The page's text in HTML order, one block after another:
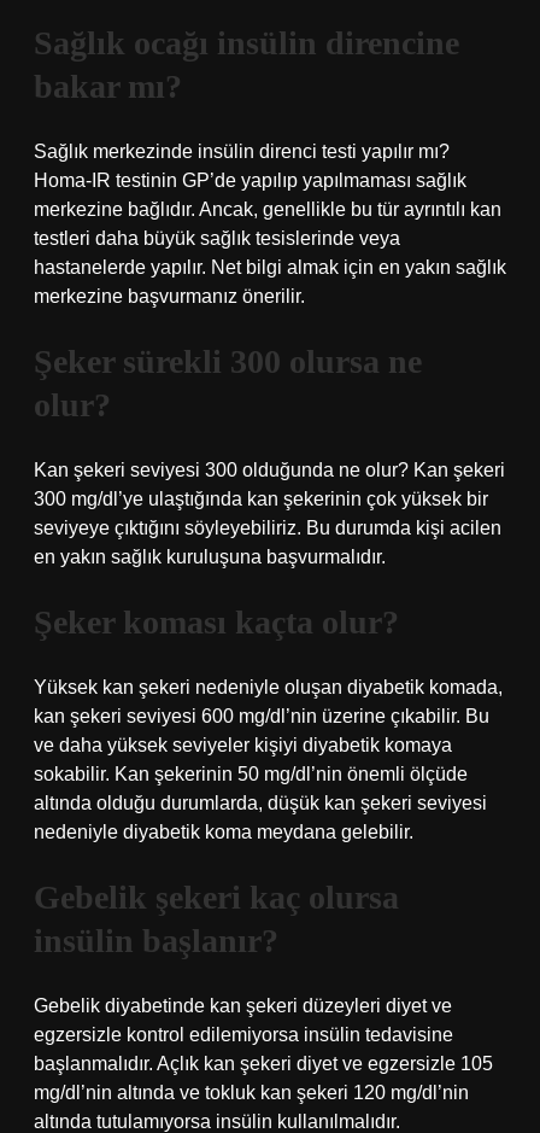
Sağlık ocağı insülin direncine
bakar mı?
Sağlık merkezinde insülin direnci testi yapılır mı?
Homa-IR testinin GP’de yapılıp yapılmaması sağlık
merkezine bağlıdır. Ancak, genellikle bu tür ayrıntılı kan
testleri daha büyük sağlık tesislerinde veya
hastanelerde yapılır. Net bilgi almak için en yakın sağlık
merkezine başvurmanız önerilir.
Şeker sürekli 300 olursa ne
olur?
Kan şekeri seviyesi 300 olduğunda ne olur? Kan şekeri
300 mg/dl’ye ulaştığında kan şekerinin çok yüksek bir
seviyeye çıktığını söyleyebiliriz. Bu durumda kişi acilen
en yakın sağlık kuruluşuna başvurmalıdır.
Şeker koması kaçta olur?
Yüksek kan şekeri nedeniyle oluşan diyabetik komada,
kan şekeri seviyesi 600 mg/dl’nin üzerine çıkabilir. Bu
ve daha yüksek seviyeler kişiyi diyabetik komaya
sokabilir. Kan şekerinin 50 mg/dl’nin önemli ölçüde
altında olduğu durumlarda, düşük kan şekeri seviyesi
nedeniyle diyabetik koma meydana gelebilir.
Gebelik şekeri kaç olursa
insülin başlanır?
Gebelik diyabetinde kan şekeri düzeyleri diyet ve
egzersizle kontrol edilemiyorsa insülin tedavisine
başlanmalıdır. Açlık kan şekeri diyet ve egzersizle 105
mg/dl’nin altında ve tokluk kan şekeri 120 mg/dl’nin
altında tutulamıyorsa insülin kullanılmalıdır.